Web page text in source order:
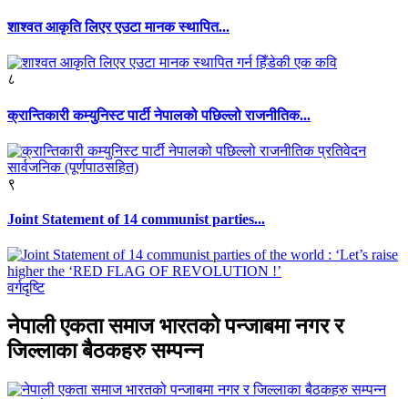
शाश्वत आकृति लिएर एउटा मानक स्थापित...
८
क्रान्तिकारी कम्युनिस्ट पार्टी नेपालको पछिल्लो राजनीतिक...
९
Joint Statement of 14 communist parties...
वर्गदृष्टि
नेपाली एकता समाज भारतको पन्जाबमा नगर र
जिल्लाका बैठकहरु सम्पन्न